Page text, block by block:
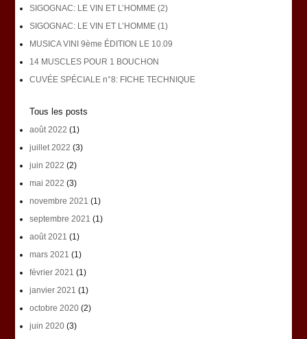
SIGOGNAC: LE VIN ET L’HOMME (2)
SIGOGNAC: LE VIN ET L’HOMME (1)
MUSICA VINI 9ème ÉDITION LE 10.09
14 MUSCLES POUR 1 BOUCHON
CUVÉE SPÉCIALE n°8: FICHE TECHNIQUE
Tous les posts
août 2022 (1)
juillet 2022 (3)
juin 2022 (2)
mai 2022 (3)
novembre 2021 (1)
septembre 2021 (1)
août 2021 (1)
mars 2021 (1)
février 2021 (1)
janvier 2021 (1)
octobre 2020(2)
juin 2020(3)